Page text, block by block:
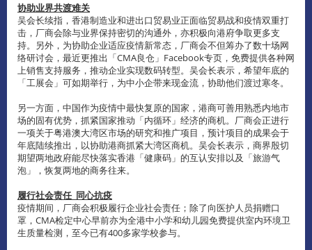
协助业界共渡难关
吴会长续指，香港制造业和进出口贸易业正面临贸易战和疫情双重打
击，厂商会除与业界保持密切的沟通外，亦积极向港府争取更多支
持。另外，为协助企业适应疫情新常态，厂商会不但筹办了数十场网
络研讨会，最近更推出「CMA良仓」Facebook专页，免费提供各种网
上销售支持服务，推动企业实现数码转型。吴会长表示，希望年底的
「工展会」可如期举行，为中小企带来现金流，协助他们渡过寒冬。
另一方面，中国作为疫情中最快复原的国家，港商可善用熟悉内地市
场的固有优势，抓紧国家推动「内循环」经济的商机。厂商会正进行
一项关于粤港澳大湾区市场的研究和推广项目，预计项目的成果会于
年底陆续推出，以协助港商抓紧大湾区商机。吴会长表示，商界殷切
期望两地政府能尽快落实香港「健康码」的互认安排以及「旅游气
泡」，恢复两地的商务往来。
履行社会责任 同心抗疫
疫情期间，厂商会积极履行企业社会责任；除了向医护人员捐赠口
罩，CMA检定中心早前亦为全港中小学和幼儿园免费提供室内环境卫
生质量检测，至今已有400多家学校参与。